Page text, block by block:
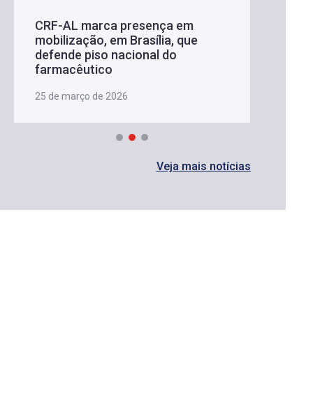
CRF-AL marca presença em
mobilização, em Brasília, que
defende piso nacional do
farmacêutico
25 de março de 2026
Veja mais notícias